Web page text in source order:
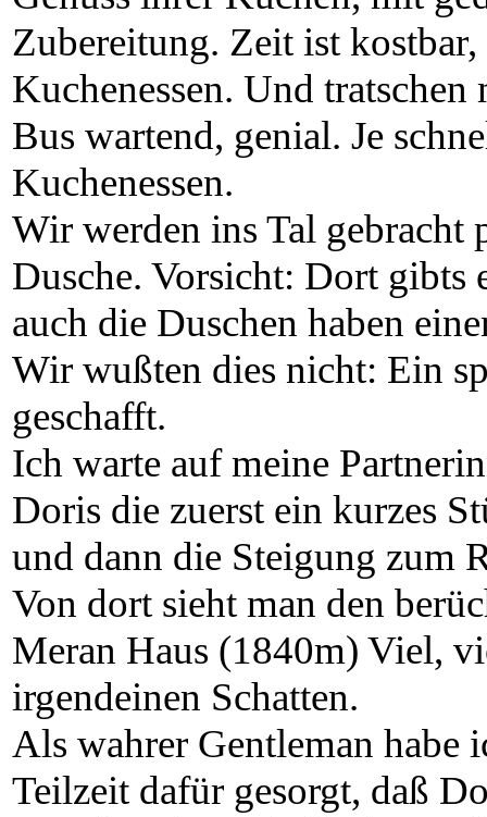
Zubereitung. Zeit ist
Kuchenessen. Und
Bus wartend, genial. Je
Kuchenessen.
Wir werden ins Tal gebracht
Dusche. Vorsicht: Dort gibts
auch die Duschen haben
Wir wußten dies nicht: Ein
geschafft.
Ich warte auf meine
Doris die zuerst ein kurzes
und dann die Steigung zum
Von dort sieht man den
Meran Haus (1840m) Viel,
irgendeinen Schatten.
Als wahrer Gentleman habe
Teilzeit dafür gesorgt, daß